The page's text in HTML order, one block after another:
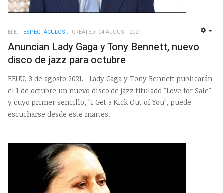
EFE ESPECTÁCULOS CREATED: 04 AUGUST 2021
Anuncian Lady Gaga y Tony Bennett, nuevo
disco de jazz para octubre
EEUU, 3 de agosto 2021.- Lady Gaga y Tony Bennett publicarán
el 1 de octubre un nuevo disco de jazz titulado "Love for Sale"
y cuyo primer sencillo, "I Get a Kick Out of You", puede
escucharse desde este martes.